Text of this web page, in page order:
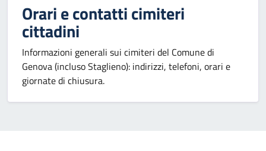
Orari e contatti cimiteri
cittadini
Informazioni generali sui cimiteri del Comune di
Genova (incluso Staglieno): indirizzi, telefoni, orari e
giornate di chiusura.